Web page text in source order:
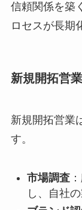
信頼関係を築
ロセスが長期
新規開拓営
新規開拓営業
す。
市場調査
し、自社